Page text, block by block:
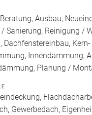
Ausbau,
Sanierung, Reinigung /
Dachfenstereinbau,
Innendämmung,
Planung /
Gewerbedach,